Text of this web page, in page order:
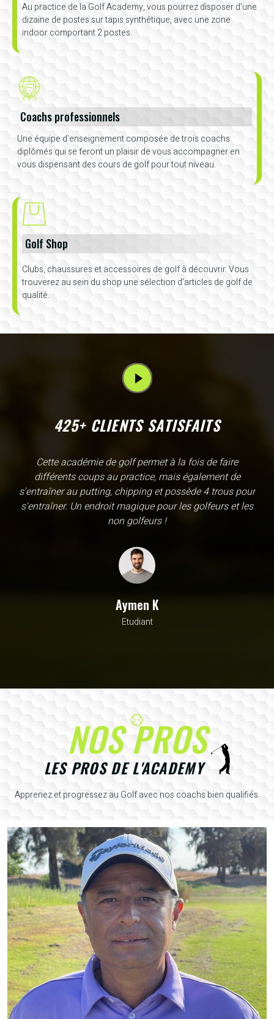
Au practice de la Golf Academy, vous pourrez disposer d’une
dizaine de postes sur tapis synthétique, avec une zone
indoor comportant 2 postes.
Coachs professionnels
Une équipe d’enseignement composée de trois coachs
diplômés qui se feront un plaisir de vous accompagner en
vous dispensant des cours de golf pour tout niveau.
Golf Shop
Clubs, chaussures et accessoires de golf à découvrir. Vous
trouverez au sein du shop une sélection d’articles de golf de
qualité.
425+ CLIENTS SATISFAITS
L'Academy de Gammarth comme son nom l'indique est
une école, en fait c'est un practice exceptionnel. il y a
évidemment un pratique classic sur tapis mais aussi
un sur herbe, des zones pour le chipping, les bumqers...
Vous y avez pensé, c'est à l'academy. Il n'y a pas assez
beauté de ce site
NOS PROS
LES PROS DE L'ACADEMY
Apprenez et progressez au Golf avec nos coachs bien qualifiés.